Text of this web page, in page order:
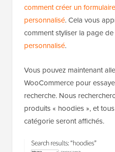
comment créer un
personnalisé. Cela vous
comment styliser la page
personnalisé.
Vous pouvez maintenant
WooCommerce pour
recherche. Nous
produits « hoodies », et
catégorie seront affichés.